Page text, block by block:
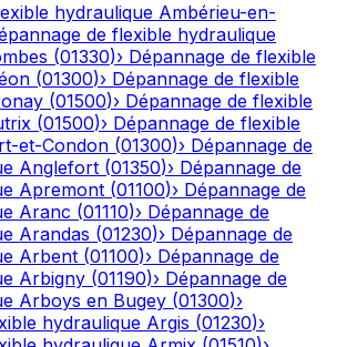
hydraulique Ambérieu-en-
de flexible hydraulique
(01330)› Dépannage de flexible
(01300)› Dépannage de flexible
(01500)› Dépannage de flexible
(01500)› Dépannage de flexible
et-Condon (01300)› Dépannage de
Anglefort (01350)› Dépannage de
Apremont (01100)› Dépannage de
Aranc (01110)› Dépannage de
Arandas (01230)› Dépannage de
Arbent (01100)› Dépannage de
Arbigny (01190)› Dépannage de
Arboys en Bugey (01300)›
hydraulique Argis (01230)›